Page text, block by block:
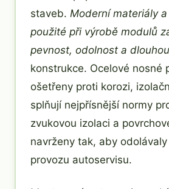
staveb. Moderní materiály
použité při výrobě modulů
pevnost, odolnost a
konstrukce. Ocelové nosné
ošetřeny proti korozi,
splňují nejpřísnější normy
zvukovou izolaci a
navrženy tak, aby
provozu autoservisu.